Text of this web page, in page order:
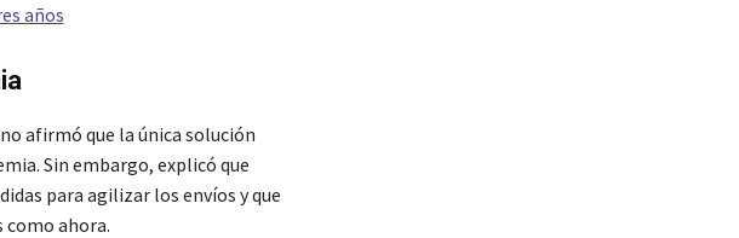
años
afirmó que la única solución
Sin embargo, explicó que
para agilizar los envíos y que
como ahora.